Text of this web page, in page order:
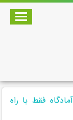
فقط با راه